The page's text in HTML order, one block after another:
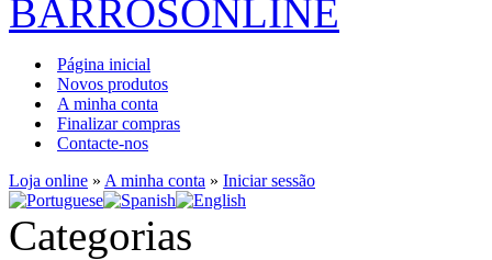
Página inicial
Novos produtos
A minha conta
Finalizar compras
Contacte-nos
Loja online » A minha conta » Iniciar sessão
Categorias